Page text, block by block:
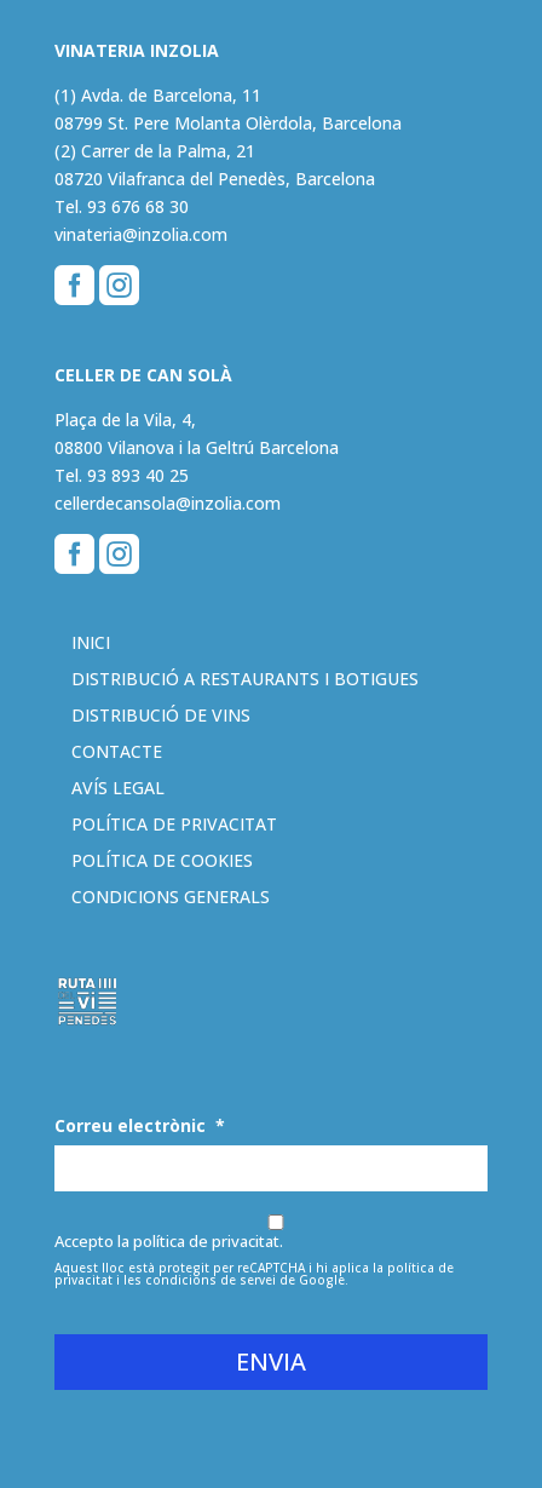
VINATERIA INZOLIA
(1) Avda. de Barcelona, 11
08799 St. Pere Molanta Olèrdola, Barcelona
(2) Carrer de la Palma, 21
08720 Vilafranca del Penedès, Barcelona
Tel. 93 676 68 30
vinateria@inzolia.com
 
CELLER DE CAN SOLÀ
Plaça de la Vila, 4,
08800 Vilanova i la Geltrú Barcelona
Tel. 93 893 40 25
cellerdecansola@inzolia.com

INICI
DISTRIBUCIÓ A RESTAURANTS I BOTIGUES
DISTRIBUCIÓ DE VINS
CONTACTE
AVÍS LEGAL
POLÍTICA DE PRIVACITAT
POLÍTICA DE COOKIES
CONDICIONS GENERALS
Correu electrònic *
Accepto la política de privacitat.
Aquest lloc està protegit per reCAPTCHA i hi aplica la política de
privacitati les condicions de servei de Google.